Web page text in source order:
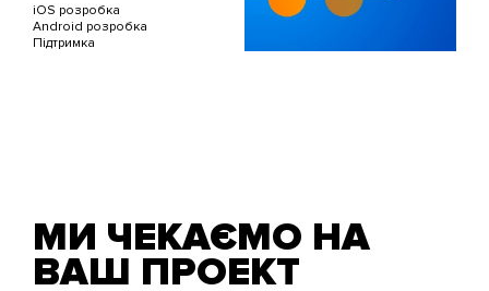
iOS розробка
Android розробка
Підтримка
МИ ЧЕКАЄМО НА
ВАШ ПРОЕКТ